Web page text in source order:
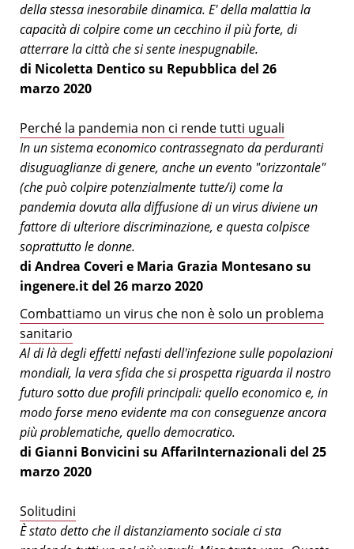
della stessa inesorabile dinamica. E' della malattia la
capacità di colpire come un cecchino il più forte, di
atterrare la città che si sente inespugnabile.
di Nicoletta Dentico su Repubblica del 26
marzo 2020
Perché la pandemia non ci rende tutti uguali
In un sistema economico contrassegnato da perduranti
disuguaglianze di genere, anche un evento "orizzontale"
(che può colpire potenzialmente tutte/i) come la
pandemia dovuta alla diffusione di un virus diviene un
fattore di ulteriore discriminazione, e questa colpisce
soprattutto le donne.
di Andrea Coveri e Maria Grazia Montesano su
ingenere.it del 26 marzo 2020
Combattiamo un virus che non è solo un problema
sanitario
Al di là degli effetti nefasti dell'infezione sulle popolazioni
mondiali, la vera sfida che si prospetta riguarda il nostro
futuro sotto due profili principali: quello economico e, in
modo forse meno evidente ma con conseguenze ancora
più problematiche, quello democratico.
di Gianni Bonvicini su AffariInternazionali del 25
marzo 2020
Solitudini
È stato detto che il distanziamento sociale ci sta